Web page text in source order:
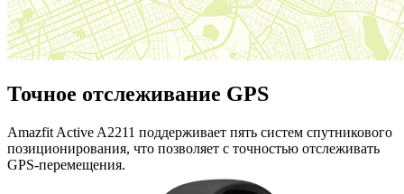
Точное отслеживание GPS
Amazfit Active A2211 поддерживает пять систем спутникового
позиционирования, что позволяет с точностью отслеживать
GPS-перемещения.